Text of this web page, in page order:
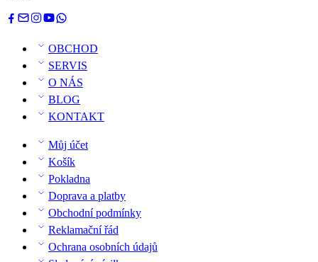
OBCHOD
SERVIS
O NÁS
BLOG
KONTAKT
Můj účet
Košík
Pokladna
Doprava a platby
Obchodní podmínky
Reklamační řád
Ochrana osobních údajů